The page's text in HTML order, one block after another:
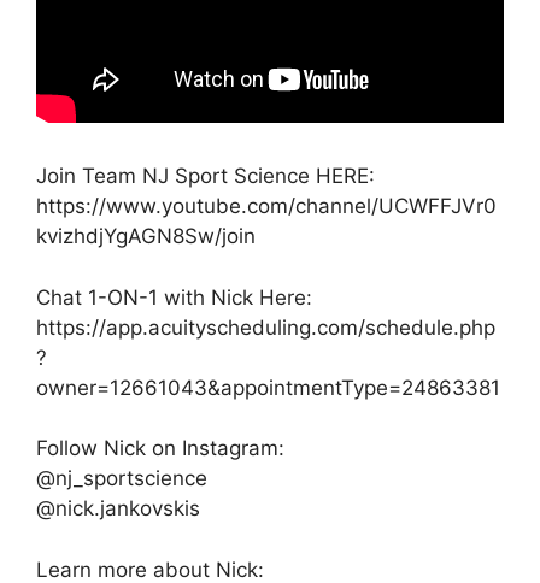
Join Team NJ Sport Science HERE:
https://www.youtube.com/channel/UCWFFJVr0
kvizhdjYgAGN8Sw/join
Chat 1-ON-1 with Nick Here:
https://app.acuityscheduling.com/schedule.php
?
owner=12661043&appointmentType=24863381
Follow Nick on Instagram:
@nj_sportscience
@nick.jankovskis
Learn more about Nick: